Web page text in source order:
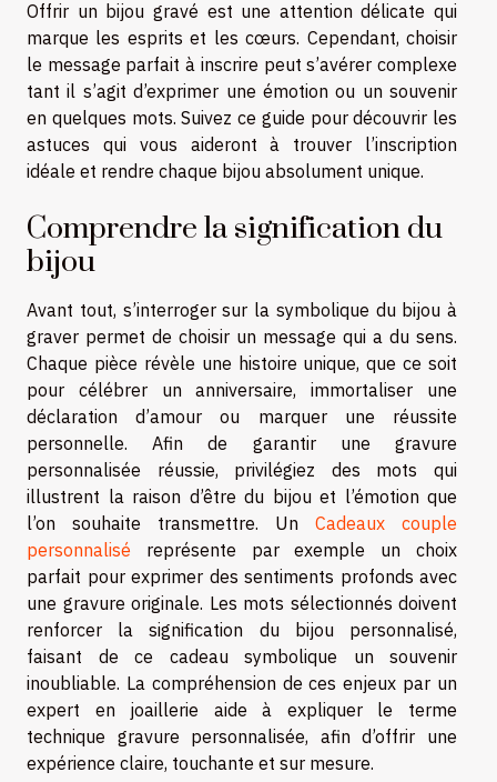
Offrir un bijou gravé est une attention délicate qui
marque les esprits et les cœurs. Cependant, choisir
le message parfait à inscrire peut s’avérer complexe
tant il s’agit d’exprimer une émotion ou un souvenir
en quelques mots. Suivez ce guide pour découvrir les
astuces qui vous aideront à trouver l’inscription
idéale et rendre chaque bijou absolument unique.
Comprendre la signification du
bijou
Avant tout, s’interroger sur la symbolique du bijou à
graver permet de choisir un message qui a du sens.
Chaque pièce révèle une histoire unique, que ce soit
pour célébrer un anniversaire, immortaliser une
déclaration d’amour ou marquer une réussite
personnelle. Afin de garantir une gravure
personnalisée réussie, privilégiez des mots qui
illustrent la raison d’être du bijou et l’émotion que
l’on souhaite transmettre. Un Cadeaux couple
personnalisé représente par exemple un choix
parfait pour exprimer des sentiments profonds avec
une gravure originale. Les mots sélectionnés doivent
renforcer la signification du bijou personnalisé,
faisant de ce cadeau symbolique un souvenir
inoubliable. La compréhension de ces enjeux par un
expert en joaillerie aide à expliquer le terme
technique gravure personnalisée, afin d’offrir une
expérience claire, touchante et sur mesure.